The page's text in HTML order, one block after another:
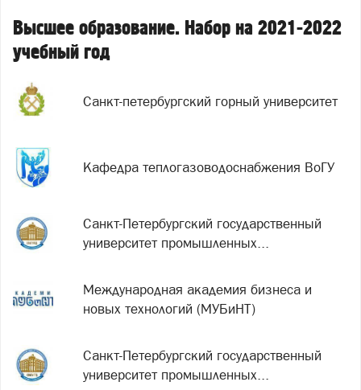
Высшее образование. Набор на 2021-2022
учебный год
Санкт-петербургский горный университет
Кафедра теплогазоводоснабжения ВоГУ
Санкт-Петербургский государственный
университет промышленных...
Международная академия бизнеса и
новых технологий (МУБиНТ)
Санкт-Петербургский государственный
университет промышленных...